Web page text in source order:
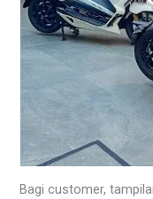
Bagi customer,